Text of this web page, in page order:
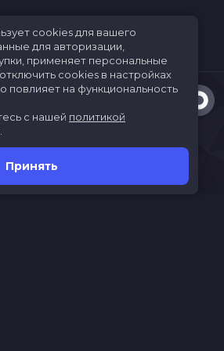
cookies для вашего
для авторизации,
применяет персональные
отключить cookies в настройках
повлияет на функциональность
с нашей политикой
Принять